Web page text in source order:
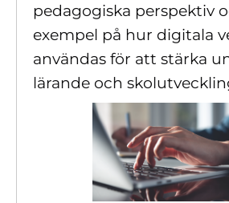
pedagogiska perspektiv
exempel på hur digitala
användas för att stärka
lärande och